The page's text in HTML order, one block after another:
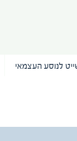
לנוסע העצמאי